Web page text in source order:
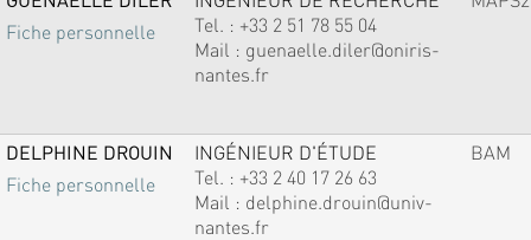
Fiche personnelle
Tel. : +33 2 51 78 55 04
Mail : guenaelle.diler@oniris-
nantes.fr
DELPHINE DROUIN
Fiche personnelle
INGÉNIEUR D'ÉTUDE
Tel. : +33 2 40 17 26 63
Mail : delphine.drouin@univ-
nantes.fr
BAM